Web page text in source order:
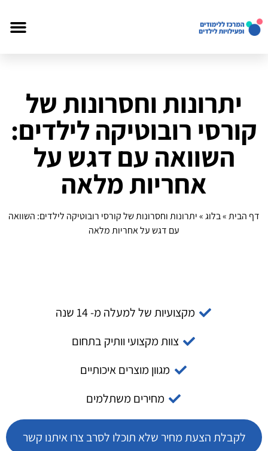
יתרונות וחסרונות של
קורסי רובוטיקה לילדים:
השוואה עם דגש על
אחריות מלאה
דף הבית»בלוג»יתרונות וחסרונות של קורסי רובוטיקה לילדים: השוואה
עם דגש על אחריות מלאה
מקצועיות של למעלה מ- 14 שנה
צוות מקצועי וותיק בתחום
מגוון מוצרים איכותיים
מחירים משתלמים
לקבלת הצעת מחיר שלא תוכלו לסרב צרו איתנו קשר